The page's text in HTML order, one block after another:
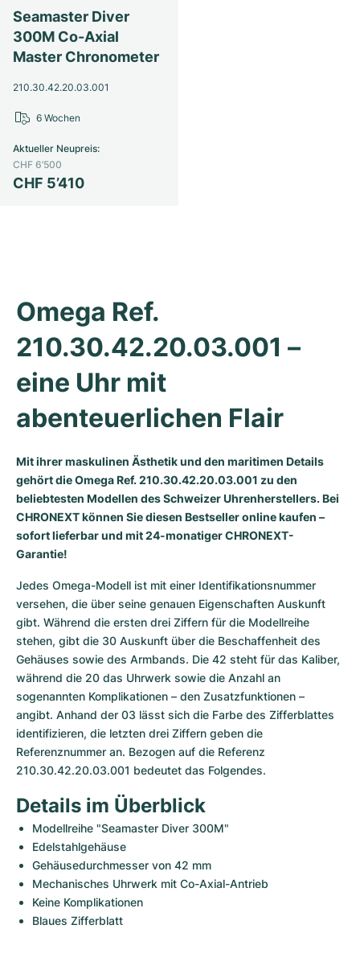
Milgauss
Oyster Perpetual
Sea-Dweller
Damenuhren
Ronde
Rotonde
Tortue
Gebraucht
Professional
Bentley
Chronospace
Gebraucht
Formula 1
Grand Carrera
Portofino
Portugieser
Spitfire
Spirit of Big Bang
King Power
Seamaster Diver
300M Co-Axial
Master Chronometer
210.30.42.20.03.001
CHF 5’410
Aktueller Neupreis:
CHF 6’500
6 Wochen
Omega Ref.
210.30.42.20.03.001 –
eine Uhr mit
abenteuerlichen Flair
Mit ihrer maskulinen Ästhetik und den maritimen Details
gehört die Omega Ref. 210.30.42.20.03.001 zu den
beliebtesten Modellen des Schweizer Uhrenherstellers. Bei
CHRONEXT können Sie diesen Bestseller online kaufen –
sofort lieferbar und mit 24-monatiger CHRONEXT-
Garantie!
Jedes Omega-Modell ist mit einer Identifikationsnummer
versehen, die über seine genauen Eigenschaften Auskunft
gibt. Während die ersten drei Ziffern für die Modellreihe
stehen, gibt die 30 Auskunft über die Beschaffenheit des
Gehäuses sowie des Armbands. Die 42 steht für das Kaliber,
während die 20 das Uhrwerk sowie die Anzahl an
sogenannten Komplikationen – den Zusatzfunktionen –
angibt. Anhand der 03 lässt sich die Farbe des Zifferblattes
identifizieren, die letzten drei Ziffern geben die
Referenznummer an. Bezogen auf die Referenz
210.30.42.20.03.001 bedeutet das Folgendes.
Details im Überblick
Modellreihe "Seamaster Diver 300M"
Edelstahlgehäuse
Gehäusedurchmesser von 42 mm
Mechanisches Uhrwerk mit Co-Axial-Antrieb
Keine Komplikationen
Blaues Zifferblatt